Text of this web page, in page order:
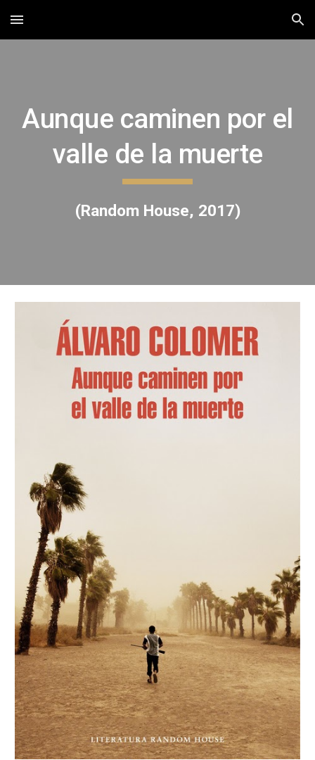
Skip to main content Skip to navigation
Aunque caminen por el
valle de la muerte
(Random House, 2017)